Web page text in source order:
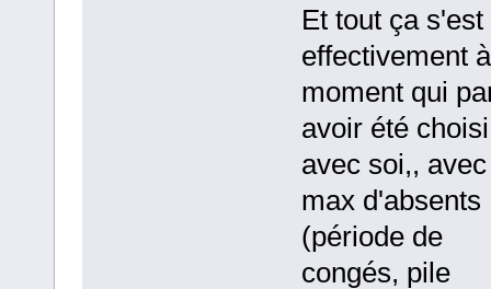
Et tout ça s'est
effectivement
moment qui
avoir été choisi
avec soi,,
max d'absents
(période de
congés, pile